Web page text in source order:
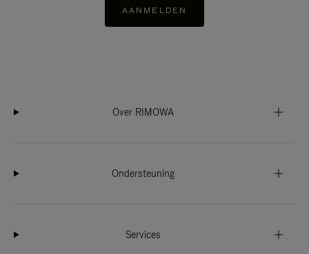
AANMELDEN
Over RIMOWA
Ondersteuning
Services